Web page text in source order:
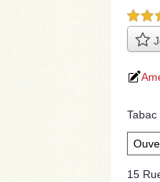
3,5
Tabac
15